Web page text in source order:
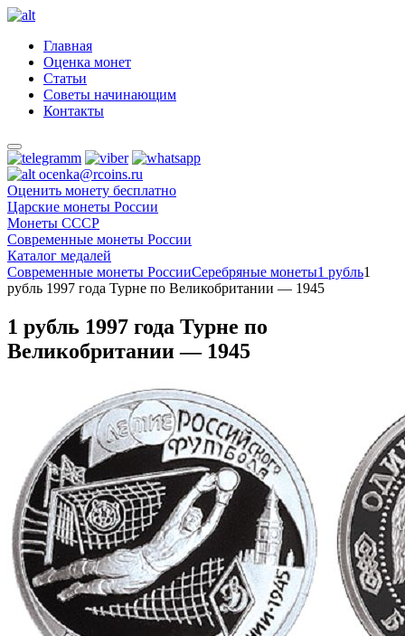
Главная
Оценка монет
Статьи
Советы начинающим
Контакты
ocenka@rcoins.ru
Оценить монету бесплатно
Царские монеты России
Монеты СССР
Современные монеты России
Каталог медалей
Современные монеты РоссииСеребряные монеты1 рубль1
рубль 1997 года Турне по Великобритании — 1945
1 рубль 1997 года Турне по
Великобритании — 1945